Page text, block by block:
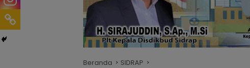
Beranda SIDRAP